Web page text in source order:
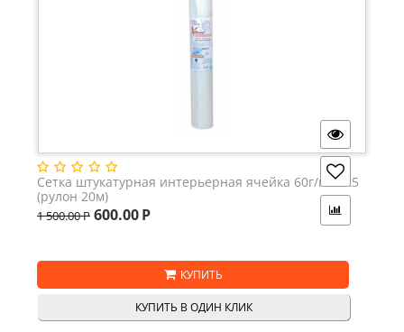
Сетка штукатурная интерьерная ячейка 60г/м2 5х5
(рулон 20м)
1 500.00Р 600.00Р
КУПИТЬ
КУПИТЬ В ОДИН КЛИК